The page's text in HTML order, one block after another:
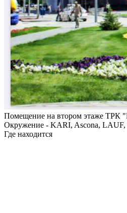
Помещение на втором этаже
Окружение - KARI, Ascona, LAUF,
Где находится